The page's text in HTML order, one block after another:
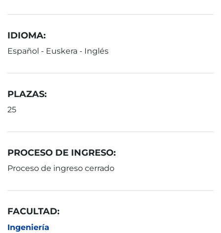
IDIOMA:
Español - Euskera - Inglés
PLAZAS:
25
PROCESO DE INGRESO:
Proceso de ingreso cerrado
FACULTAD:
Ingeniería